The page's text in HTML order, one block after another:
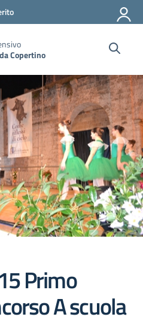
Copertino
Primo
A scuola